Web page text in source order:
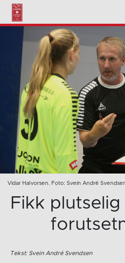
Vidar Halvorsen. Foto: Svein André
Fikk
Tekst: Svein André Svendsen